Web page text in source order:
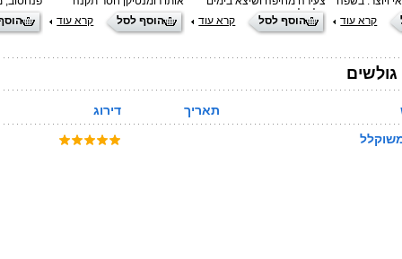
בפנינו
שונות
ושאר החלקים
קרא עוד
אלה לאור בהוצאת הספרים
אוריון. קייטלין מספרת, כי
הוסף לסל קרא עוד
שחצה את הקווים, זה
שסקרנותו אחזה בציצית ראשו
הוסף לסל קרא עוד
יום יומית
נועם
תאריך דירוג
משוקלל